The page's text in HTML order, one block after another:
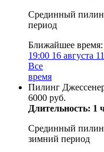
Срединный
период
Ближайшее время:
19:00 16 августа
Все
время
Пилинг
6000 руб.
Длительность: 1
Срединный
зимний период